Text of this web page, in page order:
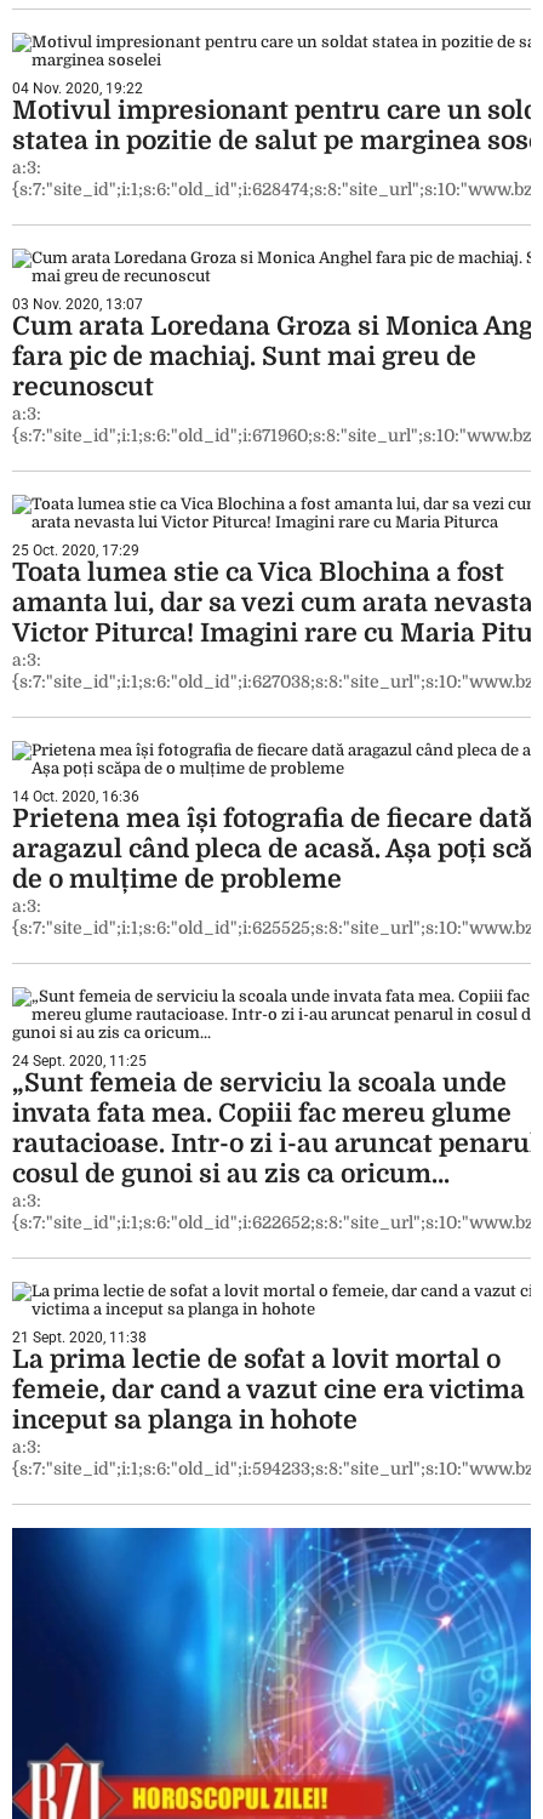
04 Nov. 2020, 19:22
Motivul impresionant pentru care un
statea in pozitie de salut pe marginea
a:3:
03 Nov. 2020, 13:07
Cum arata Loredana Groza si Monica
fara pic de machiaj. Sunt mai greu de
recunoscut
a:3:
25 Oct. 2020, 17:29
Toata lumea stie ca Vica Blochina a fost
amanta lui, dar sa vezi cum arata nevasta
Victor Piturca! Imagini rare cu Maria
a:3:
14 Oct. 2020, 16:36
Prietena mea își fotografia de fiecare dată
aragazul când pleca de acasă. Așa poți
de o mulțime de probleme
a:3:
24 Sept. 2020, 11:25
„Sunt femeia de serviciu la scoala unde
invata fata mea. Copiii fac mereu glume
rautacioase. Intr-o zi i-au aruncat
cosul de gunoi si au zis ca oricum…
a:3:
21 Sept. 2020, 11:38
La prima lectie de sofat a lovit mortal o
femeie, dar cand a vazut cine era victima
inceput sa planga in hohote
a:3: